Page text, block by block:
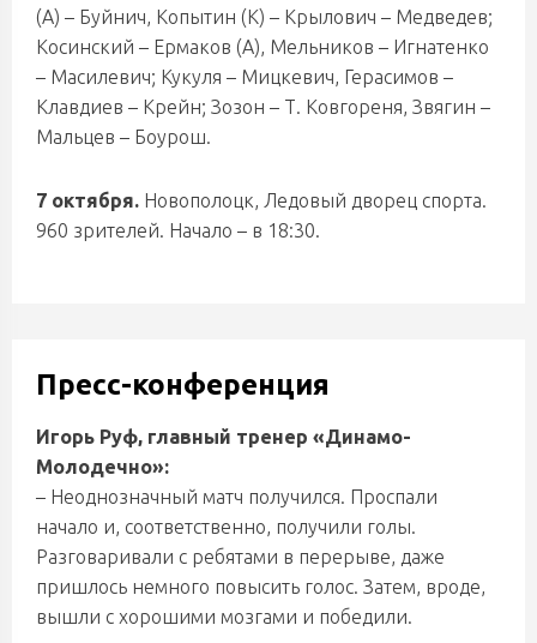
(А) – Буйнич, Копытин (К) – Крылович – Медведев;
Косинский – Ермаков (А), Мельников – Игнатенко
– Масилевич; Кукуля – Мицкевич, Герасимов –
Клавдиев – Крейн; Зозон – Т. Ковгореня, Звягин –
Мальцев – Боурош.
7 октября. Новополоцк, Ледовый дворец спорта.
960 зрителей. Начало – в 18:30.
Пресс-конференция
Игорь Руф, главный тренер «Динамо-
Молодечно»:
– Неоднозначный матч получился. Проспали
начало и, соответственно, получили голы.
Разговаривали с ребятами в перерыве, даже
пришлось немного повысить голос. Затем, вроде,
вышли с хорошими мозгами и победили.